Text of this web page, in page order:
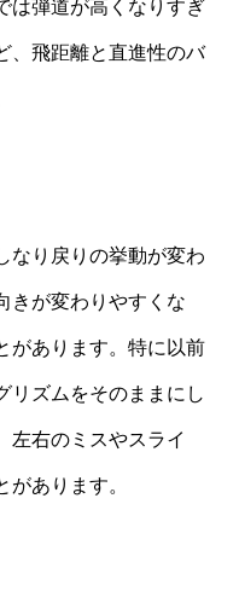
は弾道が高くなりすぎ
、飛距離と直進性のバ
なり戻りの挙動が変わ
きが変わりやすくな
があります。特に以前
リズムをそのままにし
左右のミスやスライ
あります。